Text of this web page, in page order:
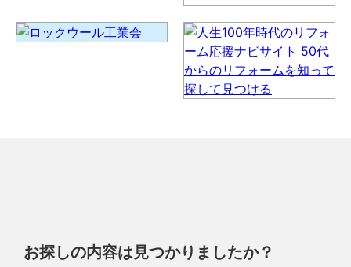
お探しの内容は見つかりましたか？